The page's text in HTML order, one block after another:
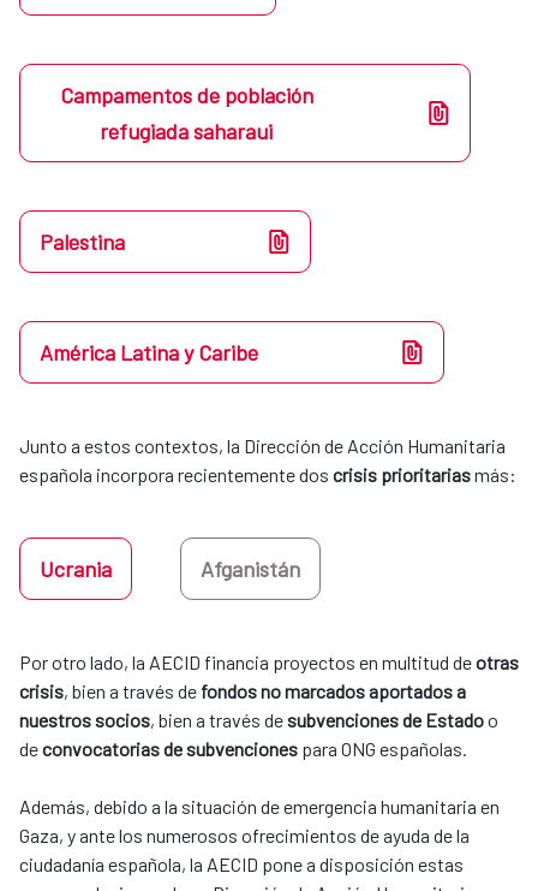
Campamentos de población
refugiada saharaui
Palestina
América Latina y Caribe
Junto a estos contextos, la Dirección de Acción Humanitaria
española incorpora recientemente dos crisis prioritarias más:
Ucrania Afganistán
Por otro lado, la AECID financia proyectos en multitud de otras
crisis, bien a través de fondos no marcados aportados a
nuestros socios, bien a través de subvenciones de Estado o
de convocatorias de subvenciones para ONG españolas.
​​​​​​​Además, debido a la situación de emergencia humanitaria en
Gaza, y ante los numerosos ofrecimientos de ayuda de la
ciudadanía española, la AECID pone a disposición estas